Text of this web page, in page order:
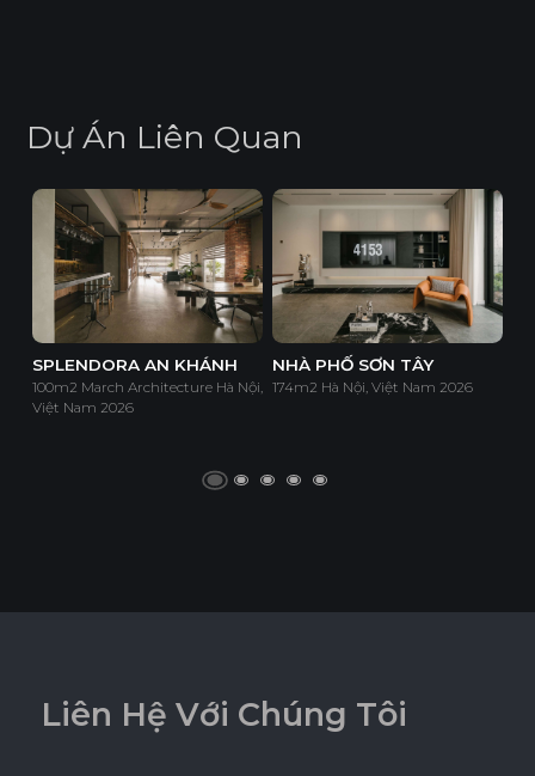
Dự Án Liên Quan
SPLENDORA AN KHÁNH
100m2 March Architecture Hà Nội,
Việt Nam 2026
NHÀ PHỐ SƠN TÂY
174m2 Hà Nội, Việt Nam 2026
Liên Hệ Với Chúng Tôi